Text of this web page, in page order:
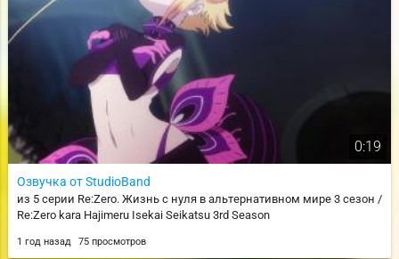
0:19
Озвучка от StudioBand
из 5 серии Re:Zero. Жизнь с нуля в альтернативном мире 3 сезон /
Re:Zero kara Hajimeru Isekai Seikatsu 3rd Season
1 год назад 75 просмотров